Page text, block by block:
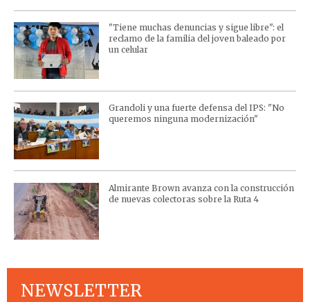
"Tiene muchas denuncias y sigue libre": el
reclamo de la familia del joven baleado por
un celular
Grandoli y una fuerte defensa del IPS: "No
queremos ninguna modernización"
Almirante Brown avanza con la construcción
de nuevas colectoras sobre la Ruta 4
NEWSLETTER